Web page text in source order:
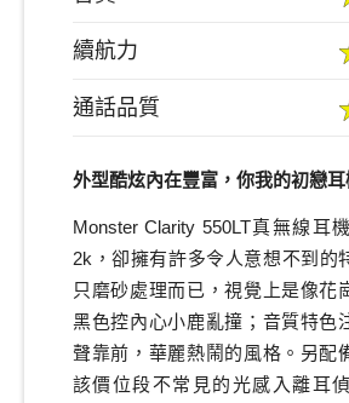
續航力
通話品質
外型酷炫內在豐富，你我的初戀耳
Monster Clarity 550LT真無線耳
2k，卻擁有許多令人意想不到的
只磨砂處理而已，視覺上是像花
黑色控內心小鹿亂撞；音質特色
聲靠前，華麗熱鬧的風格。另配
該價位段不常見的光感入離耳